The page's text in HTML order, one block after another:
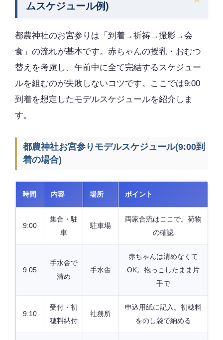
ムスケジュール例)
都農神社のお宮参りは「到着→祈祷→撮影→会
食」の流れが基本です。赤ちゃんの授乳・おむつ
替えを考慮し、午前中に全て完結するスケジュー
ルを組むのが失敗しないコツです。ここでは9:00
到着を想定したモデルスケジュールを紹介しま
す。
都農神社お宮参りモデルスケジュール(9:00到
着の場合)
時間 内容 場所 ポイント
9:00
集合・駐
車
駐車場
両家合流はここで。荷物
の確認
9:05
手水舎で
清め
手水舎
赤ちゃんは清めなくて
OK。抱っこしたまま片
手で
9:10
受付・初
穂料納付
社務所
申込用紙に記入。初穂料
をのし袋で納める